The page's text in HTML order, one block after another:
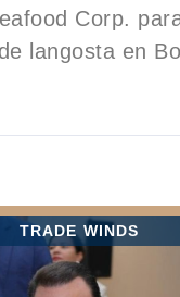
Corp.
langosta en
TRADE WINDS